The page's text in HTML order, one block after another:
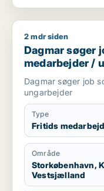
Dagmar søger job
2 mdr siden
Dagmar søger
medarbejder /
Dagmar søger job
ungarbejder
Type
Fritids
Område
Storkøbenhavn,
Vestsjælland